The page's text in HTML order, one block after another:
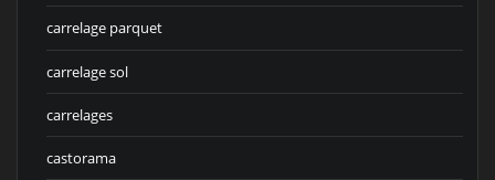
carrelage parquet
carrelage sol
carrelages
castorama